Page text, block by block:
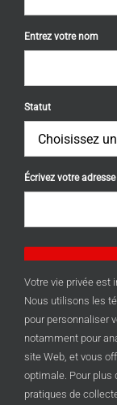
Entrez votre nom
Statut
Écrivez votre
© 2012–2026
Votre vie privée est
Nous utilisons les
pour personnaliser
notamment pour
site Web, et vous
optimale. Pour plus
pratiques de